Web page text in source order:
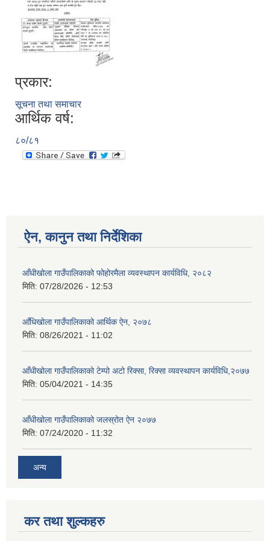
प्रकार:
सूचना तथा समाचार
आर्थिक वर्ष:
८०/८१
ऐन, कानुन तथा निर्देशिका
आँधीखोला गाउँपालिकाको फोहोरमैला व्यवस्थापन कार्यविधि, २०८२
मिति: 07/28/2026 - 12:53
आँधिखोला गाउँपालिकाको आर्थिक ऐन, २०७८
मिति: 08/26/2021 - 11:02
आँधीखोला गाउँपालिकाको टेम्पो अटो रिक्सा, रिक्सा व्यवस्थापन कार्यविधि,२०७७
मिति: 05/04/2021 - 14:35
आँधीखोला गाउँपालिकाको जलस्रोत ऐन २०७७
मिति: 07/24/2020 - 11:32
अन्य
कर तथा शुल्कहरु